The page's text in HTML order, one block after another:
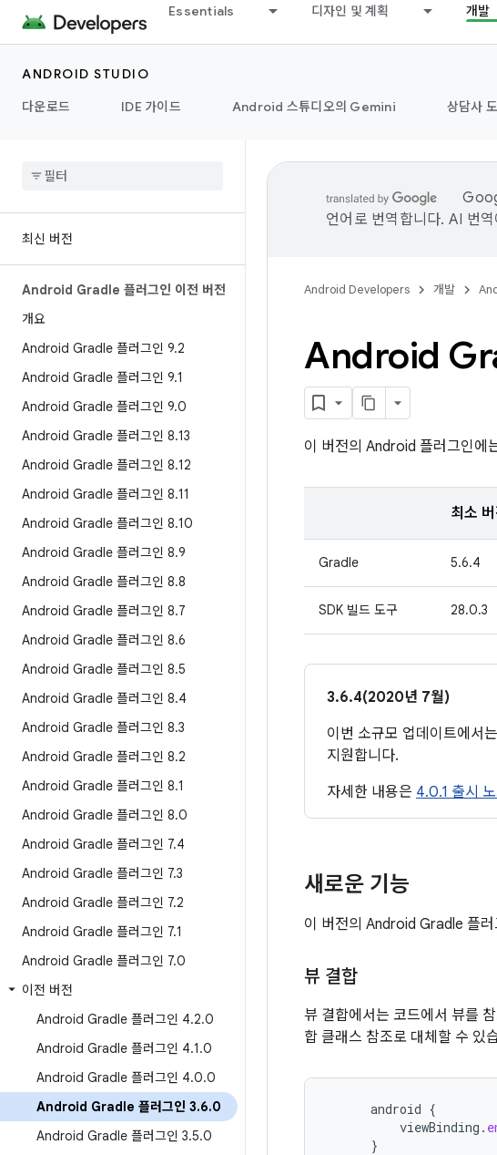
Essentials 디자인 및 계획 개발
ANDROID STUDIO
다운로드
IDE 가이드 Android 스튜디오의 Gemini 상담사
최신 버전
Android Gradle 플러그인 이전 버전
개요
Android Gradle 플러그인 9.2
Android Gradle 플러그인 9.1
Android Gradle 플러그인 9.0
Android Gradle 플러그인 8.13
Android Gradle 플러그인 8.12
Android Gradle 플러그인 8.11
Android Gradle 플러그인 8.10
Android Gradle 플러그인 8.9
Android Gradle 플러그인 8.8
Android Gradle 플러그인 8.7
Android Gradle 플러그인 8.6
Android Gradle 플러그인 8.5
Android Gradle 플러그인 8.4
Android Gradle 플러그인 8.3
Android Gradle 플러그인 8.2
Android Gradle 플러그인 8.1
Android Gradle 플러그인 8.0
Android Gradle 플러그인 7.4
Android Gradle 플러그인 7.3
Android Gradle 플러그인 7.2
Android Gradle 플러그인 7.1
Android Gradle 플러그인 7.0
이전 버전
Android Gradle 플러그인 4.2.0
Android Gradle 플러그인 4.1.0
Android Gradle 플러그인 4.0.0
Android Gradle 플러그인 3.6.0
Android Gradle 플러그인 3.5.0
언어로 번역합니다. AI 번
Android Developers 개발
Android
이 버전의 Android 플러그인에
최소
Gradle 5.6.4
SDK 빌드 도구 28.0.3
3.6.4(2020년 7월)
이번 소규모 업데이트에서는
지원합니다.
자세한 내용은 4.0.1 출시
새로운 기능
이 버전의 Android Gradle 플
뷰 결합
뷰 결합에서는 코드에서 뷰를
합 클래스 참조로 대체할 수 있
android {
viewBinding .
}